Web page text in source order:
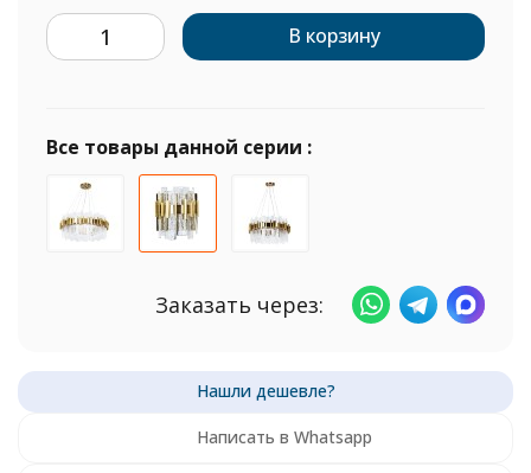
В корзину
Все товары данной серии :
Заказать через:
Написать в Whatsapp